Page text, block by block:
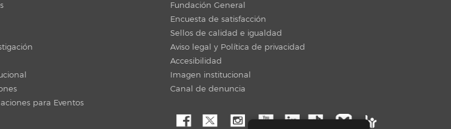
para Eventos
Fundación General
Encuesta de satisfacción
Sellos de calidad e igualdad
Aviso legal y Política de privacidad
Accesibilidad
Imagen institucional
Canal de denuncia